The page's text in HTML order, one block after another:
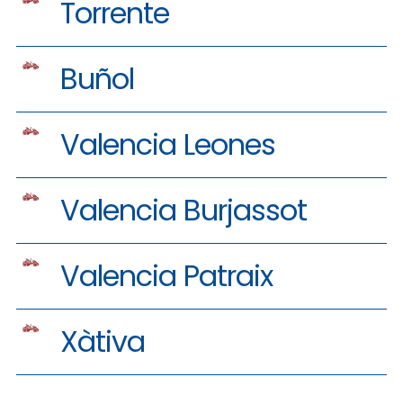
Torrente
Buñol
Valencia Leones
Valencia Burjassot
Valencia Patraix
Xàtiva